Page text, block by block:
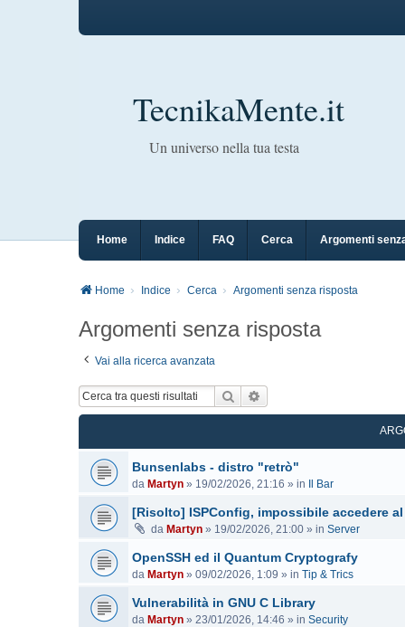
TecnikaMente.it
Un universo nella tua testa
Home Indice FAQ Cerca Argomenti
Home Indice Cerca Argomenti senza risposta
Argomenti senza risposta
Vai alla ricerca avanzata
Cerca
Bunsenlabs - distro "retrò"
da Martyn » 19/02/2026, 21:16 » in Il Bar
[Risolto] ISPConfig, impossibile accedere
da Martyn » 19/02/2026, 21:00 » in Server
OpenSSH ed il Quantum Cryptografy
da Martyn » 09/02/2026, 1:09 » in Tip & Trics
Vulnerabilità in GNU C Library
da Martyn » 23/01/2026, 14:46 » in Security